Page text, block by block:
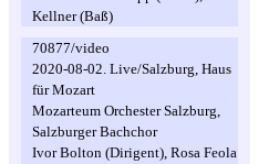
Kellner (Baß)
70877/video
2020-08-02. Live/Salzburg, Haus
für Mozart
Mozarteum Orchester Salzburg,
Salzburger Bachchor
Ivor Bolton (Dirigent), Rosa Feola